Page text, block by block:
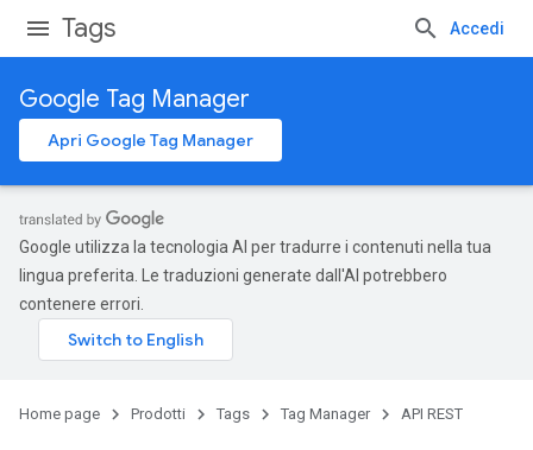
Tags Accedi
Google Tag Manager
Apri Google Tag Manager
Google utilizza la tecnologia AI per tradurre i contenuti nella tua
lingua preferita. Le traduzioni generate dall'AI potrebbero
contenere errori.
Home page Prodotti Tags Tag Manager API REST